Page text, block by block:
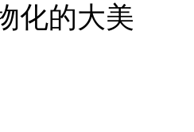
化的大美